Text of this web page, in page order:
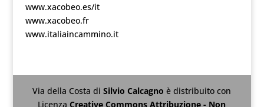
www.xacobeo.es/it
www.xacobeo.fr
www.italiaincammino.it
Via della Costa diSilvio Calcagnoè distribuito con
LicenzaCreative Commons Attribuzione - Non